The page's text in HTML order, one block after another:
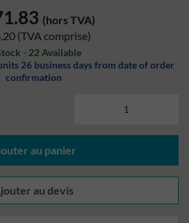
(hors TVA)
(TVA comprise)
- 22 Available
26 business days from date of order
confirmation
au panier